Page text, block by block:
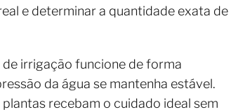
e determinar a quantidade exata de
irrigação funcione de forma
da água se mantenha estável.
recebam o cuidado ideal sem